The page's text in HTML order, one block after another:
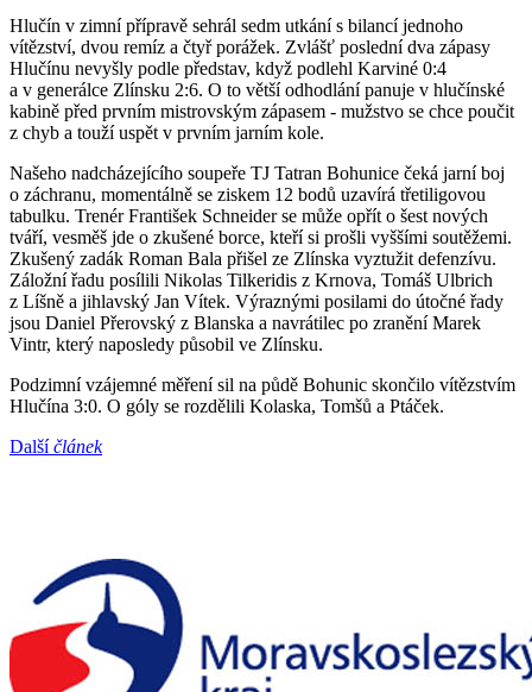
Hlučín v zimní přípravě sehrál sedm utkání s bilancí jednoho
vítězství, dvou remíz a čtyř porážek. Zvlášť poslední dva zápasy
Hlučínu nevyšly podle představ, když podlehl Karviné 0:4
a v generálce Zlínsku 2:6. O to větší odhodlání panuje v hlučínské
kabině před prvním mistrovským zápasem - mužstvo se chce poučit
z chyb a touží uspět v prvním jarním kole.
Našeho nadcházejícího soupeře TJ Tatran Bohunice čeká jarní boj
o záchranu, momentálně se ziskem 12 bodů uzavírá třetiligovou
tabulku. Trenér František Schneider se může opřít o šest nových
tváří, vesměš jde o zkušené borce, kteří si prošli vyššími soutěžemi.
Zkušený zadák Roman Bala přišel ze Zlínska vyztužit defenzívu.
Záložní řadu posílili Nikolas Tilkeridis z Krnova, Tomáš Ulbrich
z Líšně a jihlavský Jan Vítek. Výraznými posilami do útočné řady
jsou Daniel Přerovský z Blanska a navrátilec po zranění Marek
Vintr, který naposledy působil ve Zlínsku.
Podzimní vzájemné měření sil na půdě Bohunic skončilo vítězstvím
Hlučína 3:0. O góly se rozdělili Kolaska, Tomšů a Ptáček.
Dalšíčlánek